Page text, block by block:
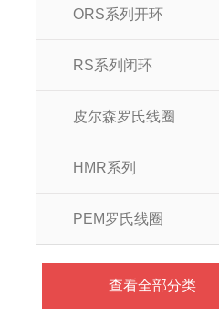
ORS系列开环
RS系列闭环
皮尔森罗氏线圈
HMR系列
PEM罗氏线圈
查看全部分类